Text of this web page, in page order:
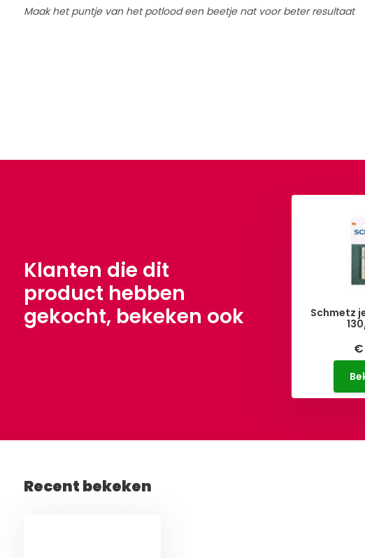
Maak het puntje van het potlood een beetje nat voor beter resultaat
Klanten die dit
product hebben
gekocht, bekeken ook
Schmetz
€
Recent bekeken